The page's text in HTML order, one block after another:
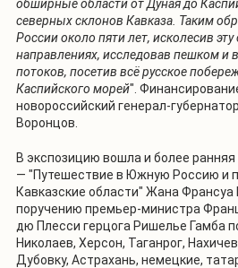
обширные области от Дуная до
северных склонов Кавказа. Таким
России около пяти лет, исколесив эту
направлениях, исследовав пешком и
потоков, посетив всё русское
Каспийского морей".
новороссийский генерал-
Воронцов.
В экспозицию вошла и более
— "Путешествие в Южную Россию и
Кавказские области" Жана Франсуа
поручению премьер-министра
дю Плесси герцога Ришелье Гамба
Николаев, Херсон, Таганрог,
Дубовку, Астрахань, немецкие,